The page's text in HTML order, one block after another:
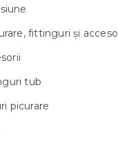
fittinguri și
tub
picurare